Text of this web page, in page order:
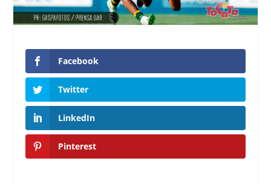
Facebook
Twitter
LinkedIn
Pinterest